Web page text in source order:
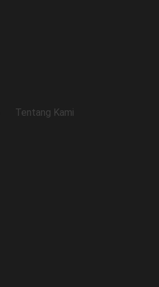
Tentang Kami